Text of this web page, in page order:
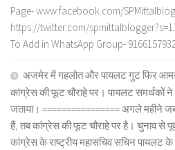
Page- www.facebook.com/
https://twitter.com/
To Add in WhatsApp Group-
अजमेर में गहलोत और पायलट गुट फिर
कांग्रेस की फूट चौराहे पर। पायलट समर्थकों
जताया। ================ अगले महीने
हैं, तब कांग्रेस की फूट चौराहे पर है। चुनाव से
कांग्रेस के राष्ट्रीय महासचिव सचिन पायलट